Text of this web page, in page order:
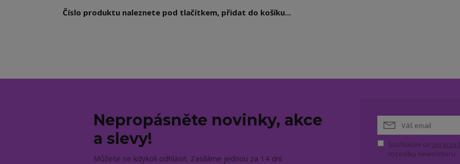
Číslo produktu naleznete pod tlačítkem, přidat do košíku...
Nepropásněte novinky, akce
a slevy!
Můžete se kdykoli odhlásit. Zasíláme jednou za 14 dní.
Souhlasím se
rozesílky newsletteru.